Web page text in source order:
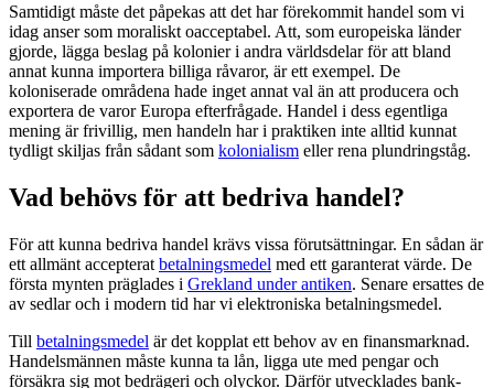
Samtidigt måste det påpekas att det har förekommit handel som vi
idag anser som moraliskt oacceptabel. Att, som europeiska länder
gjorde, lägga beslag på kolonier i andra världsdelar för att bland
annat kunna importera billiga råvaror, är ett exempel. De
koloniserade områdena hade inget annat val än att producera och
exportera de varor Europa efterfrågade. Handel i dess egentliga
mening är frivillig, men handeln har i praktiken inte alltid kunnat
tydligt skiljas från sådant som kolonialism eller rena plundringståg.
Vad behövs för att bedriva handel?
För att kunna bedriva handel krävs vissa förutsättningar. En sådan är
ett allmänt accepterat betalningsmedel med ett garanterat värde. De
första mynten präglades i Grekland under antiken. Senare ersattes de
av sedlar och i modern tid har vi elektroniska betalningsmedel.
Till betalningsmedel är det kopplat ett behov av en finansmarknad.
Handelsmännen måste kunna ta lån, ligga ute med pengar och
försäkra sig mot bedrägeri och olyckor. Därför utvecklades bank-